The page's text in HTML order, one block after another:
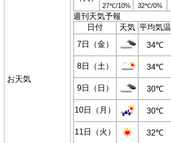
お天気
27℃/10% 32℃/0%
週刊天気予報
日付
天気 平均気温
7日（金）
34℃
8日（土） 34℃
9日（日） 30℃
10日（月） 30℃
11日（火） 32℃